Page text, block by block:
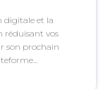
digitale et la
réduisant vos
son prochain